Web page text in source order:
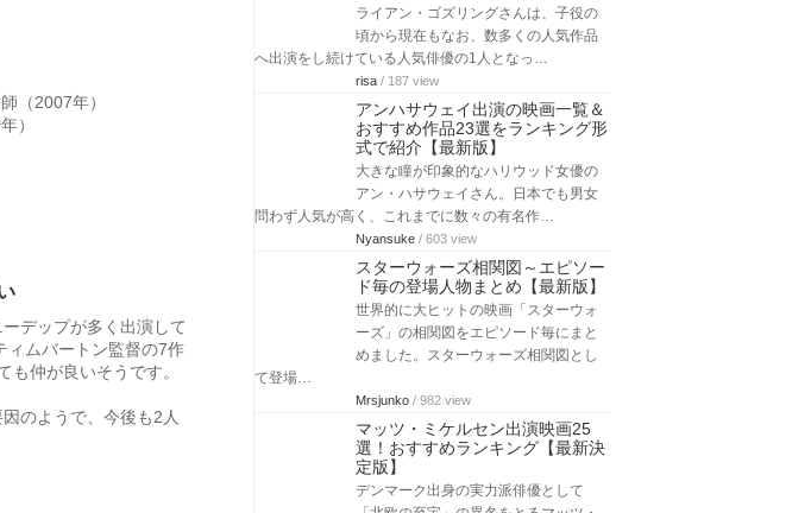
（2007年）
）
デップが多く出演して
ィムバートン監督の7作
仲が良いそうです。
のようで、今後も2人
ライアン・ゴズリングさんは、子役の
頃から現在もなお、数多くの人気作品
へ出演をし続けている人気俳優の1人となっ…
risa / 187 view
アンハサウェイ出演の映画一覧＆
おすすめ作品23選をランキング形
式で紹介【最新版】
大きな瞳が印象的なハリウッド女優の
アン・ハサウェイさん。日本でも男女
問わず人気が高く、これまでに数々の有名作…
Nyansuke / 603 view
スターウォーズ相関図～エピソー
ド毎の登場人物まとめ【最新版】
世界的に大ヒットの映画「スターウォ
ーズ」の相関図をエピソード毎にまと
めました。スターウォーズ相関図とし
て登場…
Mrsjunko / 982 view
マッツ・ミケルセン出演映画25
選！おすすめランキング【最新決
定版】
デンマーク出身の実力派俳優として